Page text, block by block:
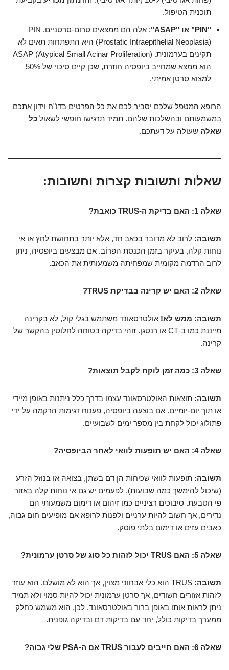
תוכנית הטיפול.
"PIN" או "ASAP"
: אלה הם ממצאים טרום-סרטניים. PIN
(Prostatic Intraepithelial Neoplasia) היא התפתחות תאים לא
תקינים בערמונית. ASAP (Atypical Small Acinar Proliferation)
הוא ממצא שמחייב ביופסיה חוזרת, שכן קיים סיכוי של 50%
למצוא סרטן אמיתי.
הרופא המטפל שלכם יסביר לכם את כל הפרטים בדו"ח וידון אתכם
במשמעותם ובהשלכות שלהם. תמיד תרגישו חופשי לשאול כל
שאלה שעולה על דעתכם.
שאלות ותשובות קצרות וחשובות:
שאלה 1: האם בדיקת ה-TRUS כואבת?
תשובה: לרוב לא מדובר בכאב חד, אלא יותר בתחושת לחץ או אי
נוחות קלה, בעיקר בזמן הכנסת הפרוֹב. אם מבצעים ביופסיה, ניתן
לרוב הרדמה מקומית שמפחיתה משמעותית את הכאב.
שאלה 2: האם יש קרינה בבדיקת TRUS?
תשובה: ממש לא! אולטרסאונד משתמש בגלי קול, לא בקרינה
מייננת כמו ב-CT או רנטגן. זוהי בדיקה בטוחה לחלוטין בהקשר של
קרינה.
שאלה 3: כמה זמן לוקח לקבל תוצאות?
תשובה: תוצאות האולטרסאונד עצמו בדרך כלל ניתנות באופן מיידי
או תוך יום-יומיים. אם בוצעה ביופסיה, פענוח דגימות הרקמה על ידי
פתולוג יכול לקחת בין מספר ימים לשבועיים.
שאלה 4: האם יש תופעות לוואי לאחר הביופסיה?
תשובה: תופעות לוואי שכיחות הן דם בשתן, בצואה או בנוזל הזרע
(שיכול להימשך כמה שבועות). לפעמים יש גם אי נוחות קלה באזור
פי הטבעת. סיבוכים רציניים כמו זיהום או דימום משמעותי הם
נדירים, אך חשוב להיות ערניים ולפנות לרופא אם מופיעים חום גבוה,
כאבים עזים או דימום בלתי פוסק.
שאלה 5: האם TRUS יכול לזהות כל סוג של סרטן ערמונית?
תשובה:
TRUS הוא כלי אבחוני מצוין, אך הוא לא מושלם. הוא עוזר
לזהות אזורים חשודים, אך סרטן ערמונית יכול להיות סמוי ולא תמיד
ניתן לראות אותו באופן ברור באולטרסאונד. לכן, הוא משמש כחלק
ממערך בדיקות כולל, יחד עם בדיקות דם ובדיקה גופנית.
שאלה 6: האם חייבים לעבור TRUS אם ה-PSA שלי גבוה?